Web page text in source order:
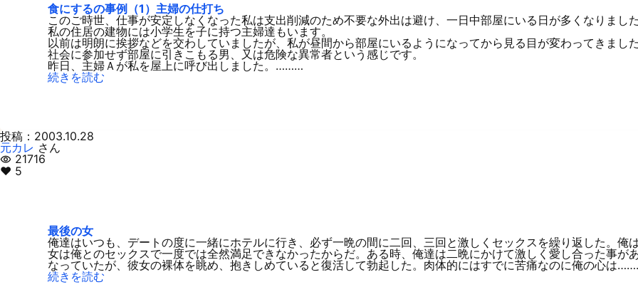
食にするの事例（1）主婦の仕打ち
このご時世、仕事が安定しなくなった私は支出削減のため不要な外出は避け、一日中部屋にいる日が多くなりました
私の住居の建物には小学生を子に持つ主婦達もいます。
以前は明朗に挨拶などを交わしていましたが、私が昼間から部屋にいるようになってから見る目が変わってきました
社会に参加せず部屋に引きこもる男、又は危険な異常者という感じです。
昨日、主婦Ａが私を屋上に呼び出しました。………
続きを読む
投稿：2003.10.28
元カレ さん
visibility 21716
♥ 5
最後の女
俺達はいつも、デートの度に一緒にホテルに行き、必ず一晩の間に二回、三回と激しくセックスを繰り返した。俺
女は俺とのセックスで一度では全然満足できなかったからだ。ある時、俺達は二晩にかけて激しく愛し合った事が
なっていたが、彼女の裸体を眺め、抱きしめていると復活して勃起した。肉体的にはすでに苦痛なのに俺の心は
続きを読む